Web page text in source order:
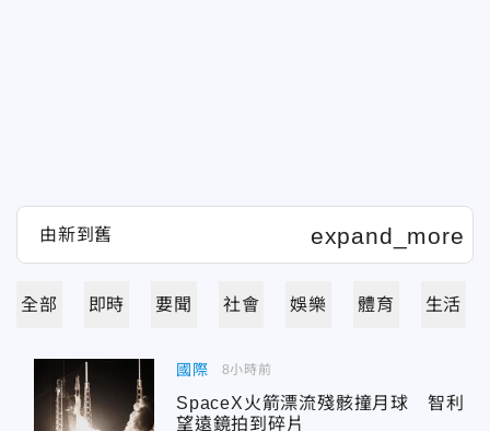
全部 即時 要聞 社會 娛樂 體育 生活
國際
SpaceX火箭漂流殘骸撞月球 智利
望遠鏡拍到碎片
8小時前